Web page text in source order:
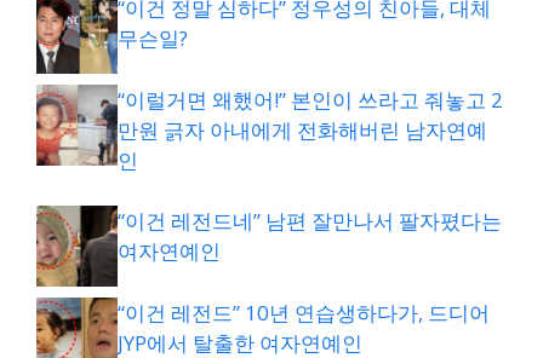
“이건 정말 심하다” 정우성의 친아들, 대체
무슨일?
“이럴거면 왜했어!” 본인이 쓰라고 줘놓고 2
만원 긁자 아내에게 전화해버린 남자연예
인
“이건 레전드네” 남편 잘만나서 팔자폈다는
여자연예인
“이건 레전드” 10년 연습생하다가, 드디어
JYP에서 탈출한 여자연예인